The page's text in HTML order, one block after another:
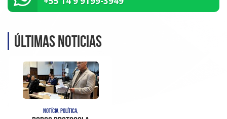
Últimas noticias
NOTÍCIA, POLÍTICA,